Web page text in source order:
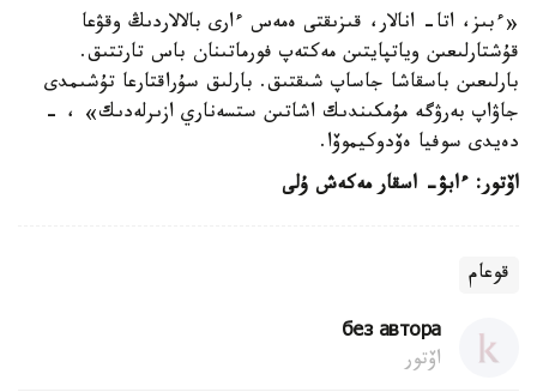
«ءبىز، اتا- انالار، قىزىقتى ەمەس ءارى بالالاردىڭ وقۋعا
قۇشتارلىعىن وياتپايتىن مەكتەپ فورماتىنان باس تارتتىق.
بارلىعىن باسقاشا جاساپ شىقتىق. بارلىق سۇراقتارعا تۇشىمدى
جاۋاپ بەرۋگە مۇمكىندىك اشاتىن ستسەناري ازىرلەدىك» ، -
دەيدى سوفيا ەۆدوكيموۆا.
اۆتور: ءابۋ- اسقار مەكەش ۇلى
قوعام
без автора
اۆتور